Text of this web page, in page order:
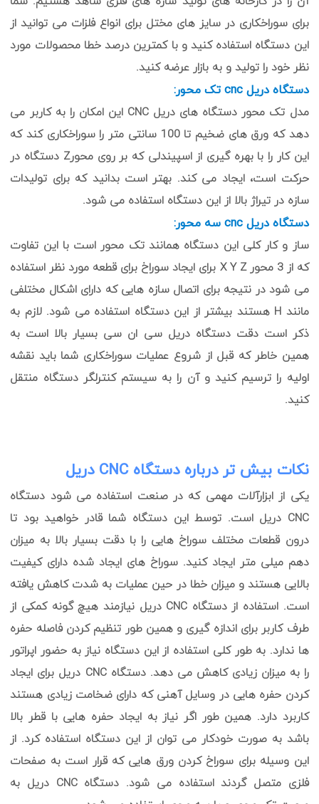
برای سوراخکاری در سایز های مختل برای انواع فلزات می توانید از
این دستگاه استفاده کنید و با کمترین درصد خطا محصولات مورد
نظر خود را تولید و به بازار عرضه کنید.
دستگاه دریل cnc تک محور:
مدل تک محور دستگاه های دریل CNC این امکان را به کاربر می
دهد که ورق های ضخیم تا 100 سانتی متر را سوراخکاری کند که
این کار را با بهره گیری از اسپیندلی که بر روی محورZ دستگاه در
حرکت است، ایجاد می کند. بهتر است بدانید که برای تولیدات
سازه در تیراژ بالا از این دستگاه استفاده می شود.
دستگاه دریل cnc سه محور:
ساز و کار کلی این دستگاه همانند تک محور است با این تفاوت
که از 3 محور X Y Z برای ایجاد سوراخ برای قطعه مورد نظر استفاده
می شود در نتیجه برای اتصال سازه هایی که دارای اشکال مختلفی
مانند H هستند بیشتر از این دستگاه استفاده می شود. لازم به
ذکر است دقت دستگاه دریل سی ان سی بسیار بالا است به
همین خاطر که قبل از شروع عملیات سوراخکاری شما باید نقشه
اولیه را ترسیم کنید و آن را به سیستم کنترلگر دستگاه منتقل
کنید.
نکات بیش تر درباره دستگاه CNC دریل
یکی از ابزارآلات مهمی که در صنعت استفاده می شود دستگاه
CNC دریل است. توسط این دستگاه شما قادر خواهید بود تا
درون قطعات مختلف سوراخ هایی را با دقت بسیار بالا به میزان
دهم میلی متر ایجاد کنید. سوراخ های ایجاد شده دارای کیفیت
بالایی هستند و میزان خطا در حین عملیات به شدت کاهش یافته
است. استفاده از دستگاه CNC دریل نیازمند هیچ گونه کمکی از
طرف کاربر برای اندازه گیری و همین طور تنظیم کردن فاصله حفره
ها ندارد. به طور کلی استفاده از این دستگاه نیاز به حضور اپراتور
را به میزان زیادی کاهش می دهد. دستگاه CNC دریل برای ایجاد
کردن حفره هایی در وسایل آهنی که دارای ضخامت زیادی هستند
کاربرد دارد. همین طور اگر نیاز به ایجاد حفره هایی با قطر بالا
باشد به صورت خودکار می توان از این دستگاه استفاده کرد. از
این وسیله برای سوراخ کردن ورق هایی که قرار است به صفحات
فلزی متصل گردند استفاده می شود. دستگاه CNC دریل به